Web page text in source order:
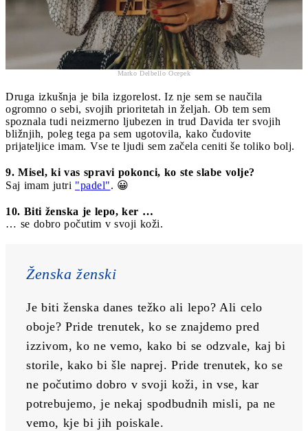
Marko Delbello Ocepek
Druga izkušnja je bila izgorelost. Iz nje sem se naučila
ogromno o sebi, svojih prioritetah in željah. Ob tem sem
spoznala tudi neizmerno ljubezen in trud Davida ter svojih
bližnjih, poleg tega pa sem ugotovila, kako čudovite
prijateljice imam. Vse te ljudi sem začela ceniti še toliko bolj.
9. Misel, ki vas spravi pokonci, ko ste slabe volje?
Saj imam jutri "padel". 😀
10. Biti ženska je lepo, ker …
… se dobro počutim v svoji koži.
Ženska ženski
Je biti ženska danes težko ali lepo? Ali celo
oboje? Pride trenutek, ko se znajdemo pred
izzivom, ko ne vemo, kako bi se odzvale, kaj bi
storile, kako bi šle naprej. Pride trenutek, ko se
ne počutimo dobro v svoji koži, in vse, kar
potrebujemo, je nekaj spodbudnih misli, pa ne
vemo, kje bi jih poiskale.